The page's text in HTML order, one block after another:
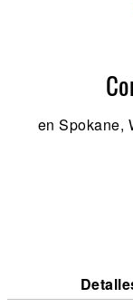
en Spokane,